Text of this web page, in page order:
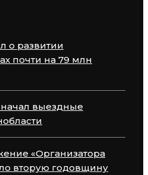
о развитии
почти на 79 млн
выездные
«Организатора
вторую годовщину